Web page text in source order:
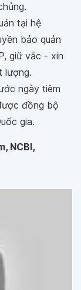
tại hệ
bảo quản
giữ vắc - xin
lượng.
ngày tiêm
đồng bộ
gia.
NCBI,